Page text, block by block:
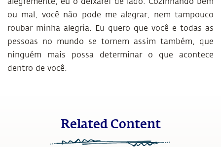
ou mal, você não pode me alegrar, nem tampouco
roubar minha alegria. Eu quero que você e todas as
pessoas no mundo se tornem assim também, que
ninguém mais possa determinar o que acontece
dentro de você.
Related Content